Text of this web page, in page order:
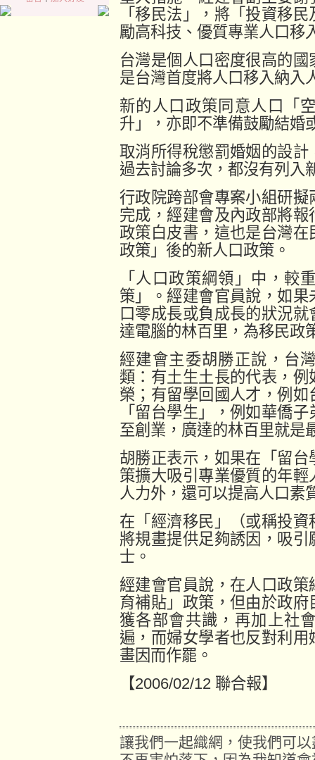
「移民法」，將「投資移
勵高科技、優質專業人口移
台灣是個人口密度很高的
是台灣首度將人口移入納入
新的人口政策同意人口「
升」，亦即不準備鼓勵結婚
取消所得稅懲罰婚姻的設
過去討論多次，都沒有列入
行政院跨部會專案小組研
完成，經建會及內政部將
政策白皮書，這也是台灣
政策」後的新人口政策。
「人口政策綱領」中，較
策」。經建會官員說，如
口零成長或負成長的狀況
達電腦的林百里，為移民政
經建會主委胡勝正說，台
類：有土生土長的代表，
榮；有留學回國人才，例
「留台學生」，例如華僑
至創業，廣達的林百里就是
胡勝正表示，如果在「留
策擴大吸引專業優質的年
人力外，還可以提高人口素
在「經濟移民」（或稱投
將規畫提供足夠誘因，吸
士。
經建會官員說，在人口政
育補貼」政策，但由於政
獲各部會共識，再加上社
遍，而婦女學者也反對利
畫因而作罷。
【2006/02/12 聯合報】
讓我們一起織網，使我們可